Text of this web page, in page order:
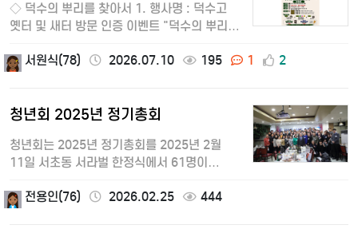
◇ 덕수의 뿌리를 찾아서 1. 행사명 : 덕수고
옛터 및 새터 방문 인증 이벤트 "덕수의 뿌리를
서원식(78)
2026.07.10 195 1 2
청년회 2025년 정기총회
청년회는 2025년 정기총회를 2025년 2월
11일 서초동 서라벌 한정식에서 61명이
정기총회에서는 24년 결산…
전용인(76) 2026.02.25 444